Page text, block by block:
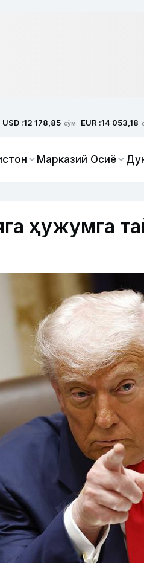
USD :12 178,85 сўм EUR :14 053,18
Марказий Осиё
ҳужумга